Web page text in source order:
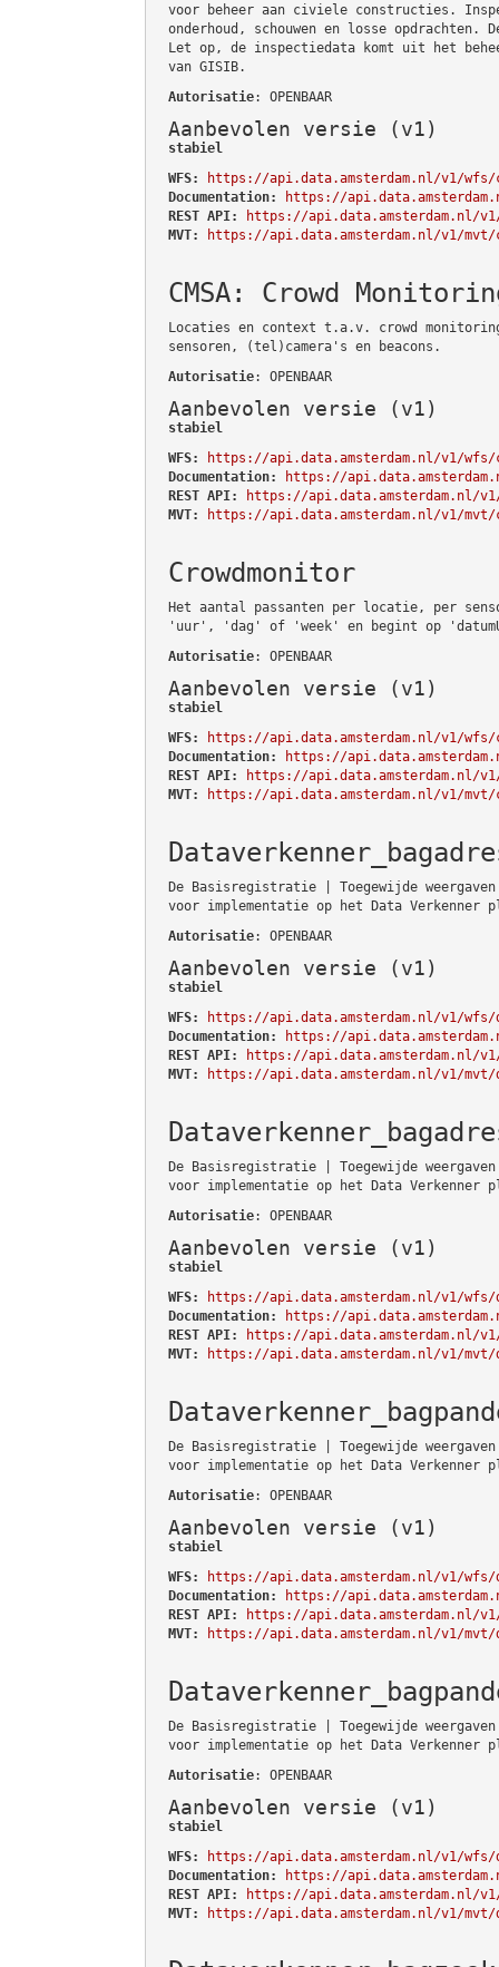
voor beheer aan civiele constructies.
onderhoud, schouwen en losse opdrachten.
Let op, de inspectiedata komt uit het
van GISIB.
Autorisatie: OPENBAAR
Aanbevolen versie (v1)
stabiel
WFS:
https://api.data.amsterdam.nl/v1/
Documentation:
https://
REST API:
https://api.data.amsterdam.nl/
MVT:
https://api.data.amsterdam.nl/v1/
CMSA: Crowd
Locaties en context t.a.v. crowd
sensoren, (tel)camera's en beacons.
Autorisatie: OPENBAAR
Aanbevolen versie (v1)
stabiel
WFS:
https://api.data.amsterdam.nl/v1/wfs/
Documentation:
https://
REST API:
https://api.data.amsterdam.nl/v1/
MVT:
https://api.data.amsterdam.nl/v1/mvt/
Crowdmonitor
Het aantal passanten per locatie, per
'uur', 'dag' of 'week' en begint op
Autorisatie: OPENBAAR
Aanbevolen versie (v1)
stabiel
WFS:
https://api.data.amsterdam.nl/v1/wfs/
Documentation:
https://
REST API:
https://api.data.amsterdam.nl/
MVT:
https://api.data.amsterdam.nl/v1/mvt/
De Basisregistratie | Toegewijde
voor implementatie op het Data Verkenner
Autorisatie: OPENBAAR
Aanbevolen versie (v1)
stabiel
WFS:
https://api.data.amsterdam.nl/v1/wfs/
Documentation:
https://
REST API:
https://api.data.amsterdam.nl/
MVT:
https://api.data.amsterdam.nl/v1/mvt/
De Basisregistratie | Toegewijde
voor implementatie op het Data Verkenner
Autorisatie: OPENBAAR
Aanbevolen versie (v1)
stabiel
WFS:
https://api.data.amsterdam.nl/v1/wfs/
Documentation:
https://
REST API:
https://api.data.amsterdam.nl/
MVT:
https://api.data.amsterdam.nl/v1/mvt/
De Basisregistratie | Toegewijde
voor implementatie op het Data Verkenner
Autorisatie: OPENBAAR
Aanbevolen versie (v1)
stabiel
WFS:
https://api.data.amsterdam.nl/v1/wfs/
Documentation:
https://
REST API:
https://api.data.amsterdam.nl/v1/
MVT:
https://api.data.amsterdam.nl/v1/mvt/
De Basisregistratie | Toegewijde
voor implementatie op het Data Verkenner
Autorisatie: OPENBAAR
Aanbevolen versie (v1)
stabiel
WFS:
https://api.data.amsterdam.nl/v1/wfs/
Documentation:
https://
REST API:
https://api.data.amsterdam.nl/v1/
MVT:
https://api.data.amsterdam.nl/v1/mvt/